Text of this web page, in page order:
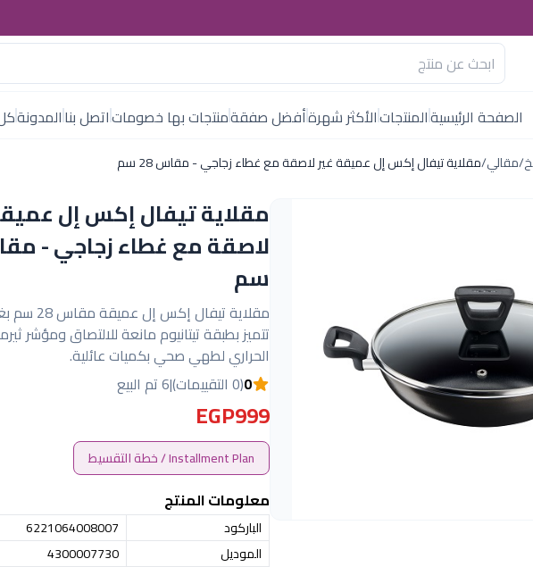
الصفحة الرئيسيةالمنتجاتالأكثر شهرةأفضل صفقةمنتجات بها خصوماتاتصل بناالمدونة
/مقالي/مقلاية تيفال إكس إل عميقة غير لاصقة مع غطاء زجاجي - مقاس 28 سم
مقلاية تيفال إكس إل
سم
مقلاية تيفال
تتميز بطبقة تيتانيوم مانعة للالتصاق ومؤشر
الحراري لطهي صحي بكميات عائلية.
0(0 التقييمات) |6 تم البيع
EGP999
Installment Plan / خطة التقسيط
معلومات المنتج
الباركود
6221064008007
الموديل
4300007730